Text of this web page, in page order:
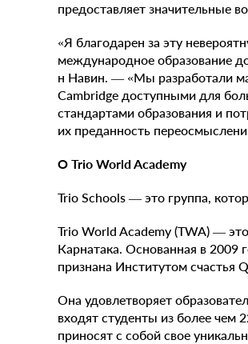
предоставляет значительные
«Я благодарен за эту
международное образование
н Навин. — «Мы разработали
Cambridge доступными для
стандартами образования и
их преданность
О Trio World Academy
Trio Schools — это группа,
Trio World Academy (TWA) —
Карнатака. Основанная в
признана Институтом счастья
Она удовлетворяет
входят студенты из более чем
приносят с собой свое